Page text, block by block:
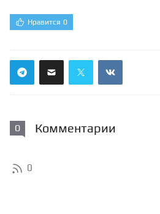
Нравится 0
0 Комментарии
0